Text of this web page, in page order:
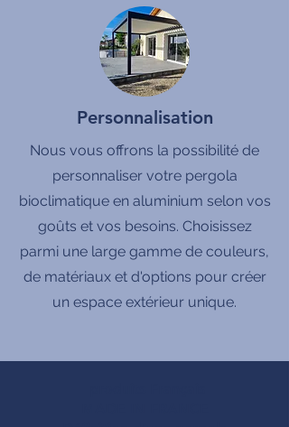
Personnalisation
Nous vous offrons la possibilité de
personnaliser votre pergola
bioclimatique en aluminium selon vos
goûts et vos besoins. Choisissez
parmi une large gamme de couleurs,
de matériaux et d'options pour créer
un espace extérieur unique.